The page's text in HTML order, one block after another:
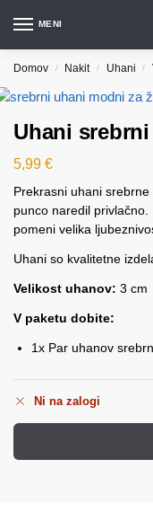
MENI
Domov / Nakit / Uhani /
Uhani
5,99 €
Prekrasni uhani
punco naredil
pomeni velika
Uhani so kvalitetne
Velikost uhanov: 3 cm
V paketu dobite:
1x Par uhanov
Ni na zalogi